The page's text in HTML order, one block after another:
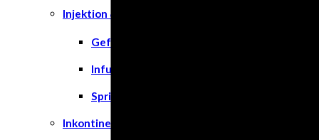
Injektion & Infusion
Gefäßkatheter
Infusionslösungen & Zubehör
Spritzen
Inkontinenz